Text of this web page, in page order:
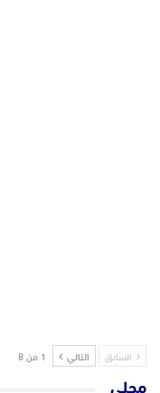
السابق التالي 1 من 8
محلي